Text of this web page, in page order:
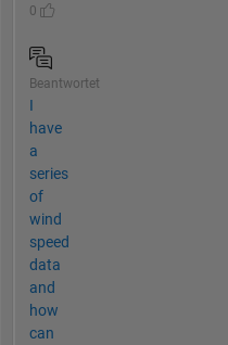
0
Beantwortet
I
have
a
series
of
wind
speed
data
and
how
can